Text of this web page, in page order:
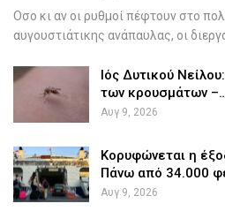
Οσο κι αν οι ρυθμοί πέφτουν στο
αυγουστιάτικης ανάπαυλας, οι
Ιός Δυτικού
των κρουσμάτων
Αυγ 9, 2026
Κορυφώνεται η
Πάνω από 34.000
Αυγ 9, 2026